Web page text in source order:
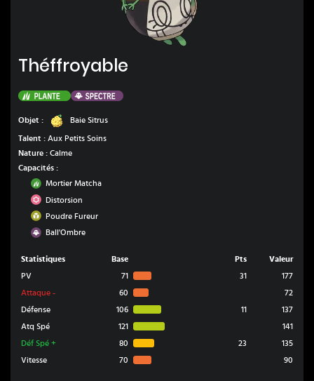
Théffroyable
Plante Spectre
Objet : Baie Sitrus
Talent : Aux Petits Soins
Nature : Calme
Capacités :
Plante
Mortier Matcha
PsyDistorsion
Insecte
Poudre Fureur
Spectre
Ball'Ombre
Statistiques Base Pts
Valeur
PV
71 31
177
Attaque - 60
72
Défense
106 11
137
Atq Spé
121
141
Déf Spé + 80 23
135
Vitesse
70 90